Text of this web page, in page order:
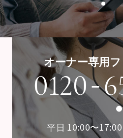
オーナー専用
0120-
平日 10:00〜17:00